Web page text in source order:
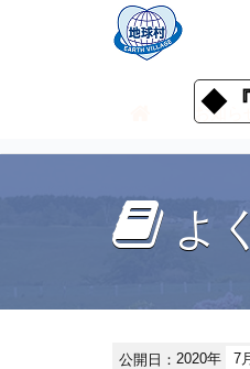
◆『
お知ら
よ
公開日：2020年 7